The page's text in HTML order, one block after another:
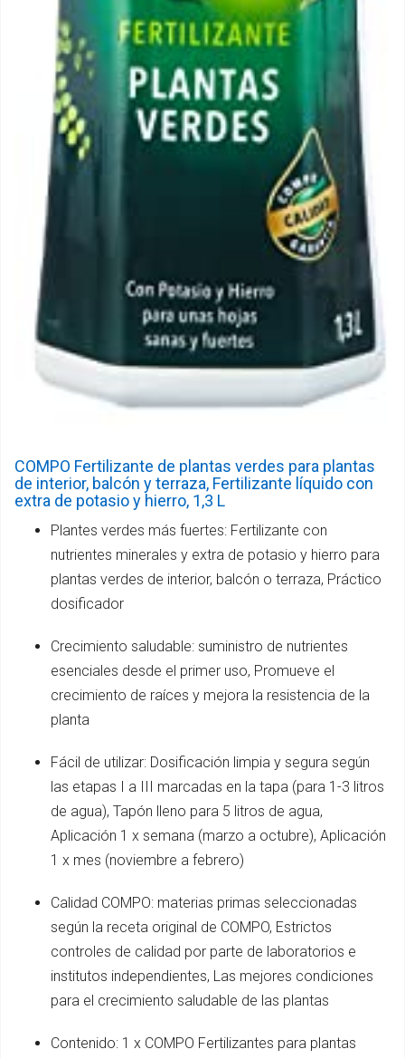
COMPO Fertilizante de plantas verdes para plantas
de interior, balcón y terraza, Fertilizante líquido con
extra de potasio y hierro, 1,3 L
Plantes verdes más fuertes: Fertilizante con
nutrientes minerales y extra de potasio y hierro para
plantas verdes de interior, balcón o terraza, Práctico
dosificador
Crecimiento saludable: suministro de nutrientes
esenciales desde el primer uso, Promueve el
crecimiento de raíces y mejora la resistencia de la
planta
Fácil de utilizar: Dosificación limpia y segura según
las etapas I a III marcadas en la tapa (para 1-3 litros
de agua), Tapón lleno para 5 litros de agua,
Aplicación 1 x semana (marzo a octubre), Aplicación
1 x mes (noviembre a febrero)
Calidad COMPO: materias primas seleccionadas
según la receta original de COMPO, Estrictos
controles de calidad por parte de laboratorios e
institutos independientes, Las mejores condiciones
para el crecimiento saludable de las plantas
Contenido: 1 x COMPO Fertilizantes para plantas